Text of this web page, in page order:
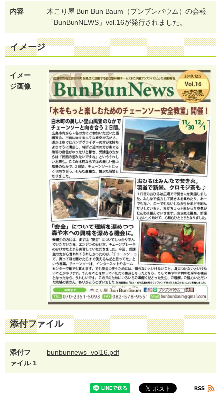
内容 木こ り 屋 Bun Bun Baum （ブンブンバウ ム ） の会報
「BunBunNEWS 」 vol 16が発行されま した 。
イメージ
イメー
ジ画像
添付ファイル
添付フ
ァイル 1
bunbunnews_vol16.pdf